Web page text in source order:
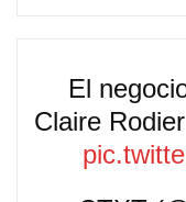
El
Claire Rodier